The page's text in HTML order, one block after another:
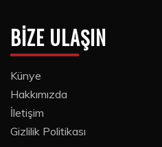
BIZE ULAŞIN
Künye
Hakkımızda
İletişim
Gizlilik Politikası